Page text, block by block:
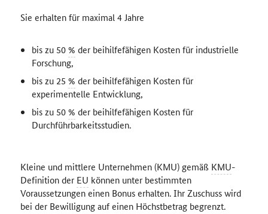
Sie erhalten für maximal 4 Jahre
bis zu 50% der beihilfefähigen Kosten für industrielle
Forschung,
bis zu 25 % der beihilfefähigen Kosten für
experimentelle Entwicklung,
bis zu 50% der beihilfefähigen Kosten für
Durchführbarkeitsstudien.
Kleine und mittlere Unternehmen (KMU) gemäß KMU-
Definition der EU können unter bestimmten
Voraussetzungen einen Bonus erhalten. Ihr Zuschuss wird
bei der Bewilligung auf einen Höchstbetrag begrenzt.